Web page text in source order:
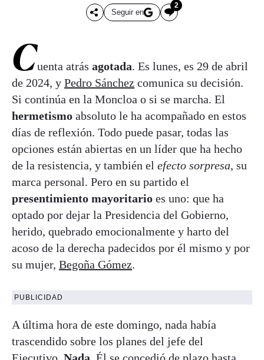
Seguir en
2
Cuenta atrás agotada. Es lunes, es 29 de abril
de 2024, y Pedro Sánchez comunica su decisión.
Si continúa en la Moncloa o si se marcha. El
hermetismo absoluto le ha acompañado en estos
días de reflexión. Todo puede pasar, todas las
opciones están abiertas en un líder que ha hecho
de la resistencia, y también el efecto sorpresa, su
marca personal. Pero en su partido el
presentimiento mayoritario es uno: que ha
optado por dejar la Presidencia del Gobierno,
herido, quebrado emocionalmente y harto del
acoso de la derecha padecidos por él mismo y por
su mujer, Begoña Gómez.
PUBLICIDAD
A última hora de este domingo, nada había
trascendido sobre los planes del jefe del
Ejecutivo. Nada. Él se concedió de plazo hasta